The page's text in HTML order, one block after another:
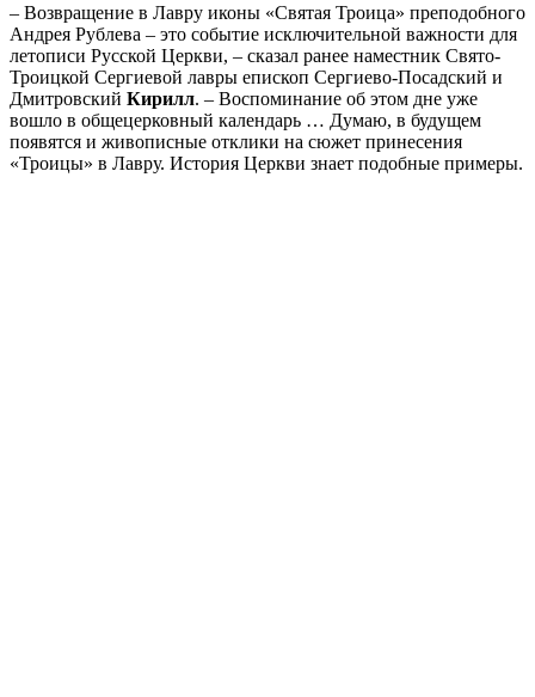
– Возвращение в Лавру иконы «Святая Троица» преподобного
Андрея Рублева – это событие исключительной важности для
летописи Русской Церкви, – сказал ранее наместник Свято-
Троицкой Сергиевой лавры епископ Сергиево-Посадский и
Дмитровский Кирилл. – Воспоминание об этом дне уже
вошло в общецерковный календарь … Думаю, в будущем
появятся и живописные отклики на сюжет принесения
«Троицы» в Лавру. История Церкви знает подобные примеры.